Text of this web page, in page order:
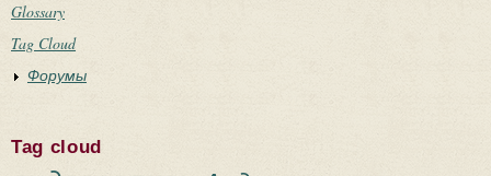
Glossary
Tag Cloud
Форумы
Tag cloud